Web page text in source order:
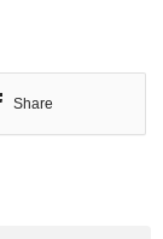
Share